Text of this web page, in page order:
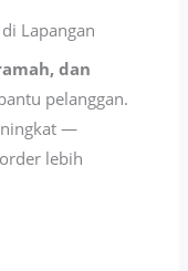
Lapangan
dan
pelanggan.
—
lebih